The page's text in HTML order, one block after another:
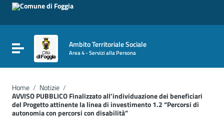
Vai ai contenuti
Vai al menu di navigazione
Vai al footer
Attiva / disattiva la navigazione
Ambito Territoriale Sociale
Area 4 - Servizi alla Persona
Home / Notizie /
AVVISO PUBBLICO Finalizzato all’individuazione dei beneficiari
del Progetto attinente la linea di investimento 1.2 “Percorsi di
autonomia con percorsi con disabilità”